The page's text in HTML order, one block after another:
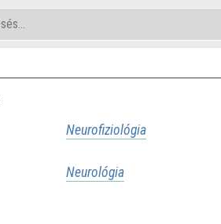
Neurofiziológia
Neurológia